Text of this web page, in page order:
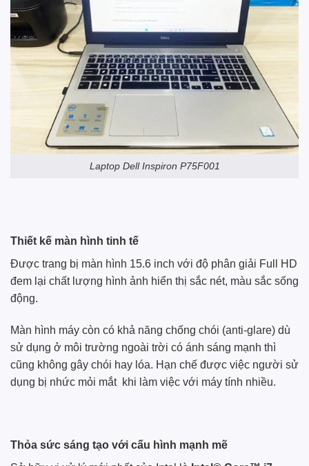
Laptop DellInspiron P75F001
Thiết kế màn hình tinh tế
Được trang bị màn hình 15.6 inch với độ phân giải Full HD
đem lại chất lượng hình ảnh hiển thị sắc nét, màu sắc sống
động.
Màn hình máy còn có khả năng chống chói (anti-glare) dù
sử dụng ở môi trường ngoài trời có ánh sáng mạnh thì
cũng không gây chói hay lóa. Hạn chế được việc người sử
dụng bị nhức mỏi mắt khi làm việc với máy tính nhiều.
Thỏa sức sáng tạo với cấu hình mạnh mẽ